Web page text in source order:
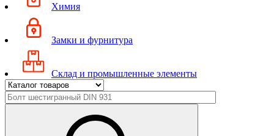
Химия
Замки и фурнитура
Склад и промышленные элементы